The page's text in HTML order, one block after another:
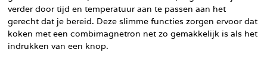
verder door tijd en temperatuur aan te passen aan het
gerecht dat je bereid. Deze slimme functies zorgen ervoor dat
koken met een combimagnetron net zo gemakkelijk is als het
indrukken van een knop.